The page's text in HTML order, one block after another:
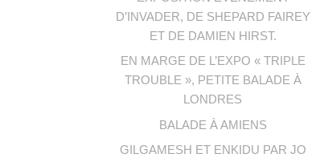
D’INVADER, DE SHEPARD FAIREY
ET DE DAMIEN HIRST.
EN MARGE DE L’EXPO « TRIPLE
TROUBLE », PETITE BALADE À
LONDRES
BALADE À AMIENS
GILGAMESH ET ENKIDU PAR JO